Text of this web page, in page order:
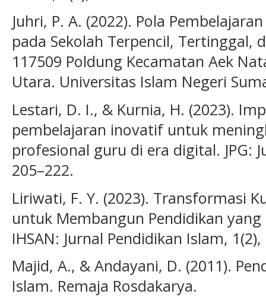
Juhri, P. A. (2022). Pola
pada Sekolah Terpencil, Tertinggal,
117509 Poldung Kecamatan Aek
Utara. Universitas Islam Negeri
Lestari, D. I., & Kurnia, H. (2023).
pembelajaran inovatif untuk
profesional guru di era digital. JPG:
205–222.
Liriwati, F. Y. (2023). Transformasi
untuk Membangun Pendidikan yang
IHSAN: Jurnal Pendidikan Islam,
Majid, A., & Andayani, D. (2011).
Islam. Remaja Rosdakarya.